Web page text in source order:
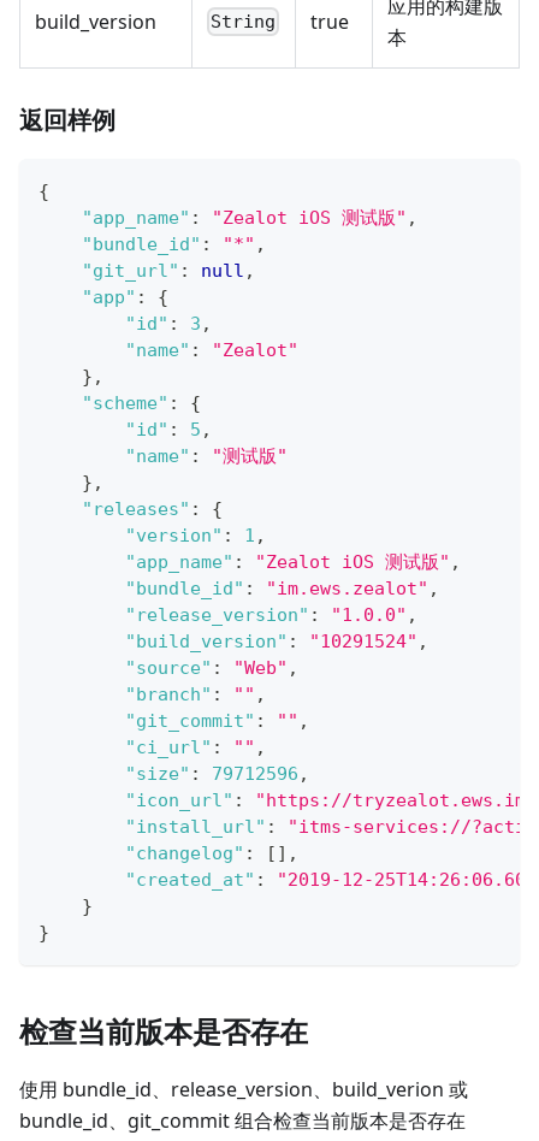
build_version String true
应用的构建版
本
返回样例
{
"app_name" : "Zealot iOS 测试版" ,
"bundle_id" : "*" ,
"git_url" : null ,
"app" :
{
"id" : 3 ,
"name" :
"Zealot"
} ,
"scheme" :
{
"id" : 5 ,
"name" :
"测试版"
} ,
"releases" :
{
"version" : 1 ,
"app_name" : "Zealot iOS 测试版" ,
"bundle_id" : "im.ews.zealot" ,
"release_version" : "1.0.0" ,
"build_version" : "10291524" ,
"source" : "Web" ,
"branch" : "" ,
"git_commit" : "" ,
"ci_url" : "" ,
"size" : 79712596 ,
"icon_url" :
"https://tryzealot.ews.im/
"install_url" :
"itms-services://
"changelog" : [ ] ,
"created_at" :
"2019-12-
}
}
检查当前版本是否存在
使用 bundle_id、release_version、build_verion 或
bundle_id、git_commit 组合检查当前版本是否存在